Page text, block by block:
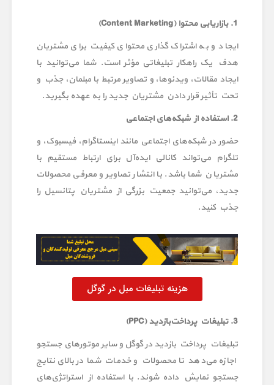
1. بازاریابی محتوا (Content Marketing)
ایجاد و به اشتراک گذاری محتوای کیفیت برای مشتریان
هدف یک راهکار تبلیغاتی مؤثر است. شما می‌توانید با
ایجاد مقالات، ویدئوها، و تصاویر مرتبط با مبلمان، جذب و
تحت تأثیر قرار دادن مشتریان جدید را به عهده بگیرید.
2. استفاده از شبکه‌های اجتماعی
حضور در شبکه‌های اجتماعی مانند اینستاگرام، فیسبوک، و
تلگرام می‌تواند کانالی ایده‌آل برای ارتباط مستقیم با
مشتریان شما باشد. با انتشار تصاویر و معرفی محصولات
جدید، می‌توانید جمعیت بزرگی از مشتریان پتانسیل را
جذب کنید.
هزینه تبلیغات مبل در گوگل
3. تبلیغات پرداخت‌بازدید (PPC)
تبلیغات پرداخت‌ بازدید در گوگل و سایر موتورهای جستجو
اجازه می‌دهد تا محصولات و خدمات شما در بالای نتایج
جستجو نمایش داده شوند. با استفاده از استراتژی‌های